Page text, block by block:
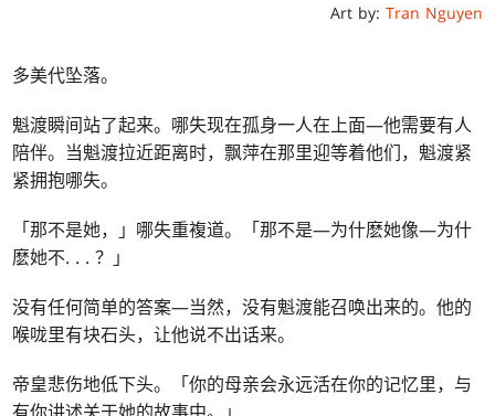
Art by: Tran Nguyen
多美代坠落。
魁渡瞬间站了起来。哪失现在孤身一人在上面—他需要有人
陪伴。当魁渡拉近距离时，飘萍在那里迎等着他们，魁渡紧
紧拥抱哪失。
「那不是她，」哪失重複道。「那不是—为什麽她像—为什
麽她不. . .？」
没有任何简单的答案—当然，没有魁渡能召唤出来的。他的
喉咙里有块石头，让他说不出话来。
帝皇悲伤地低下头。「你的母亲会永远活在你的记忆里，与
有你讲述关于她的故事中。」